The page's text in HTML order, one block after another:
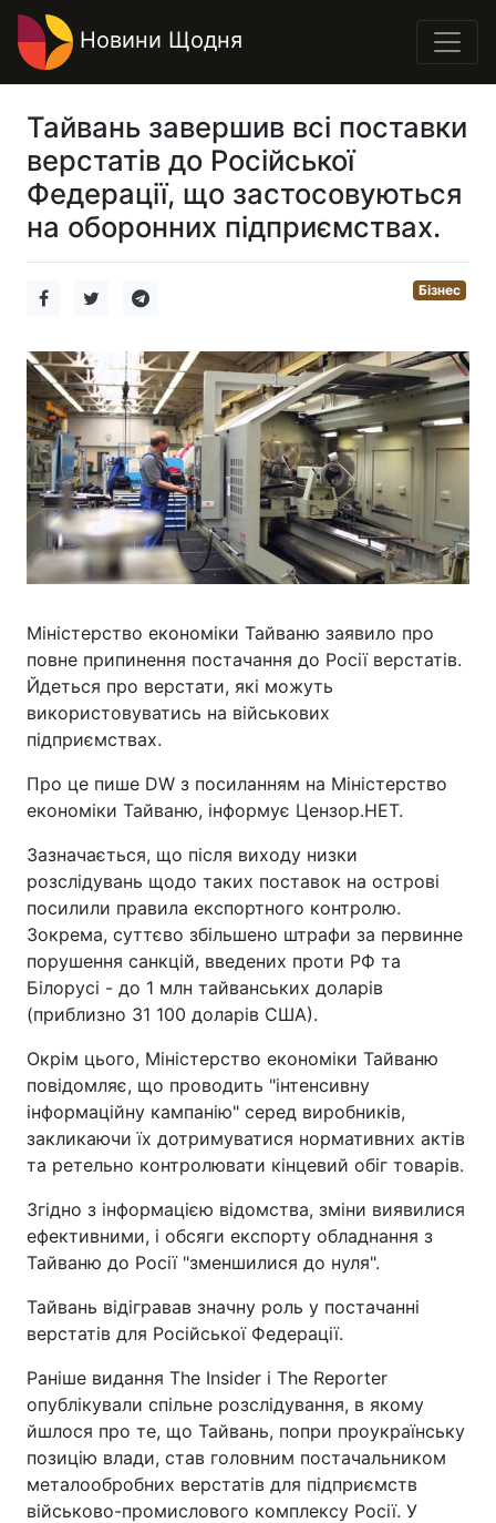
Новини Щодня
Тайвань завершив всі поставки
верстатів до Російської
Федерації, що застосовуються
на оборонних підприємствах.
Бізнес
Міністерство економіки Тайваню заявило про
повне припинення постачання до Росії верстатів.
Йдеться про верстати, які можуть
використовуватись на військових
підприємствах.
Про це пише DW з посиланням на Міністерство
економіки Тайваню, інформує Цензор.НЕТ.
Зазначається, що після виходу низки
розслідувань щодо таких поставок на острові
посилили правила експортного контролю.
Зокрема, суттєво збільшено штрафи за первинне
порушення санкцій, введених проти РФ та
Білорусі - до 1 млн тайванських доларів
(приблизно 31 100 доларів США).
Окрім цього, Міністерство економіки Тайваню
повідомляє, що проводить "інтенсивну
інформаційну кампанію" серед виробників,
закликаючи їх дотримуватися нормативних актів
та ретельно контролювати кінцевий обіг товарів.
Згідно з інформацією відомства, зміни виявилися
ефективними, і обсяги експорту обладнання з
Тайваню до Росії "зменшилися до нуля".
Тайвань відігравав значну роль у постачанні
верстатів для Російської Федерації.
Раніше видання The Insider і The Reporter
опублікували спільне розслідування, в якому
йшлося про те, що Тайвань, попри проукраїнську
позицію влади, став головним постачальником
металообробних верстатів для підприємств
військово-промислового комплексу Росії. У